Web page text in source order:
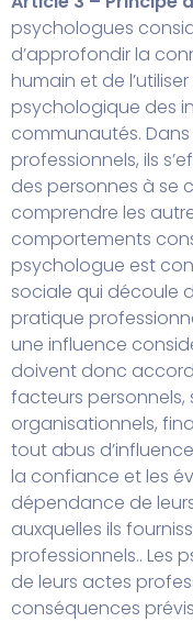
psychologues
d’approfondir la
humain et de
psychologique des
communautés.
professionnels, ils
des personnes à se
comprendre les
comportements
psychologue est
sociale qui découle
pratique
une influence
doivent donc
facteurs personnels,
organisationnels,
tout abus
la confiance et les
dépendance de
auxquelles ils
professionnels.. Les
de leurs actes
conséquences